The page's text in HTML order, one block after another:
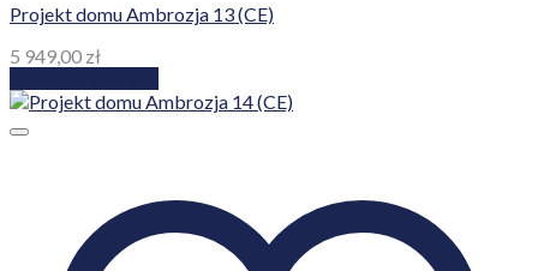
Projekt domu Ambrozja 13 (CE)
5 949,00 zł